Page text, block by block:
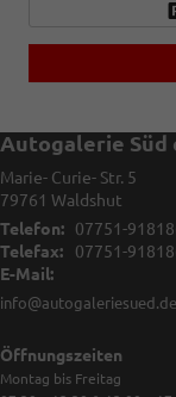
Autogalerie Süd
Marie- Curie- Str. 5
79761 Waldshut
Telefon:
07751-
Telefax:
07751-
E-Mail:
info@autogaleriesued.de
Öffnungszeiten
Montag bis Freitag